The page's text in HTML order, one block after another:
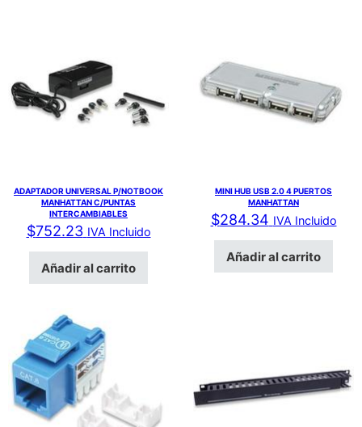
ADAPTADOR UNIVERSAL P/NOTBOOK
MANHATTAN C/PUNTAS
INTERCAMBIABLES
$752.23 IVA Incluido
Añadir al carrito
MINI HUB USB 2.0 4 PUERTOS
MANHATTAN
$284.34 IVA Incluido
Añadir al carrito